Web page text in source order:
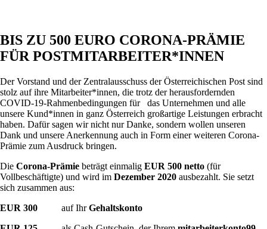
BIS ZU 500 EURO CORONA-PRÄMIE
FÜR POSTMITARBEITER*INNEN
Der Vorstand und der Zentralausschuss der Österreichischen Post sind
stolz auf ihre Mitarbeiter*innen, die trotz der herausfordernden
COVID-19-Rahmenbedingungen für das Unternehmen und alle
unsere Kund*innen in ganz Österreich großartige Leistungen erbracht
haben. Dafür sagen wir nicht nur Danke, sondern wollen unseren
Dank und unsere Anerkennung auch in Form einer weiteren Corona-
Prämie zum Ausdruck bringen.
Die Corona-Prämie beträgt einmalig EUR 500 netto (für
Vollbeschäftigte) und wird im Dezember 2020 ausbezahlt. Sie setzt
sich zusammen aus:
EUR 300 auf IhrGehaltskonto